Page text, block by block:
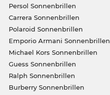
Persol Sonnenbrillen
Carrera Sonnenbrillen
Polaroid Sonnenbrillen
Emporio Armani Sonnenbrillen
Michael Kors Sonnenbrillen
Guess Sonnenbrillen
Ralph Sonnenbrillen
Burberry Sonnenbrillen